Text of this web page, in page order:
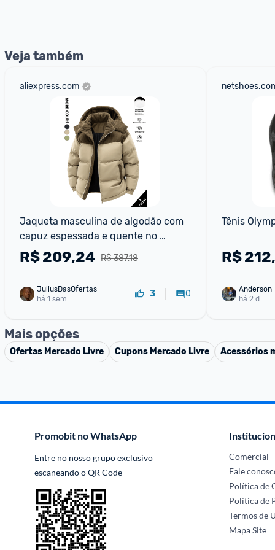
Veja também
aliexpress.com
Jaqueta masculina de algodão com
capuz espessada e quente no
inverno à prova de vento e
resistente ao frio simples
R$ 387,18
R$209,24
JuliusDasOfertas
há 1 sem
3 0
Tênis
R$
Anderson
há 2 d
Mais opções
Ofertas Mercado Livre Cupons Mercado Livre Acessórios
Promobit no WhatsApp
Entre no nosso grupo exclusivo
escaneando o QR Code
Comercial
Fale
Política de
Política de
Termos de
Mapa Site